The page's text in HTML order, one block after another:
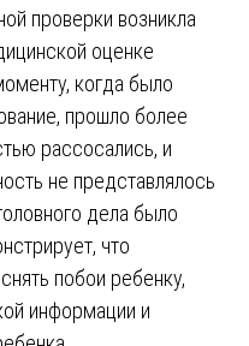
проверки возникла
оценке
когда было
прошло более
рассосались, и
не представлялось
дела было
что
побои ребенку,
информации и